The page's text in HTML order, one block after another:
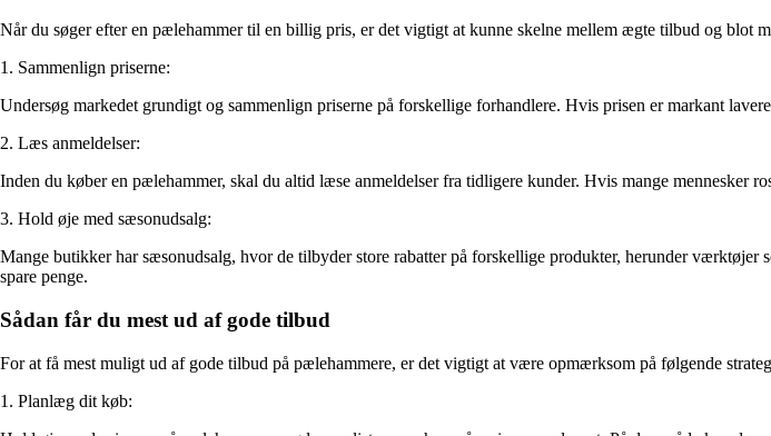
Når du søger efter en pælehammer til en billig pris, er det vigtigt at kunne skelne mellem ægte tilbud og
1. Sammenlign priserne:
Undersøg markedet grundigt og sammenlign priserne på forskellige forhandlere. Hvis prisen er markant
2. Læs anmeldelser:
Inden du køber en pælehammer, skal du altid læse anmeldelser fra tidligere kunder. Hvis mange mennesker
3. Hold øje med sæsonudsalg:
Mange butikker har sæsonudsalg, hvor de tilbyder store rabatter på forskellige produkter, herunder
spare penge.
Sådan får du mest ud af gode tilbud
For at få mest muligt ud af gode tilbud på pælehammere, er det vigtigt at være opmærksom på følgende
1. Planlæg dit køb: